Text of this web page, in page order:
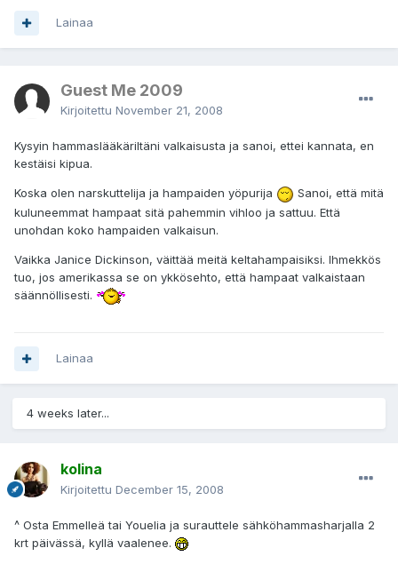
Lainaa
Guest Me 2009
Kirjoitettu November 21, 2008
Kysyin hammaslääkäriltäni valkaisusta ja sanoi, ettei kannata, en
kestäisi kipua.
Koska olen narskuttelija ja hampaiden yöpurija
Sanoi, että mitä
kuluneemmat hampaat sitä pahemmin vihloo ja sattuu. Että
unohdan koko hampaiden valkaisun.
Vaikka Janice Dickinson, väittää meitä keltahampaisiksi. Ihmekkös
tuo, jos amerikassa se on ykkösehto, että hampaat valkaistaan
säännöllisesti.
Lainaa
4 weeks later...
kolina
Kirjoitettu December 15, 2008
^ Osta Emmelleä tai Youelia ja surauttele sähköhammasharjalla 2
krt päivässä, kyllä vaalenee.